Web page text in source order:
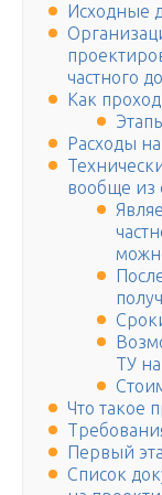
Исходные
частного
Как
Расходы
вообще из
ТУ на
Что такое
Первый
Список